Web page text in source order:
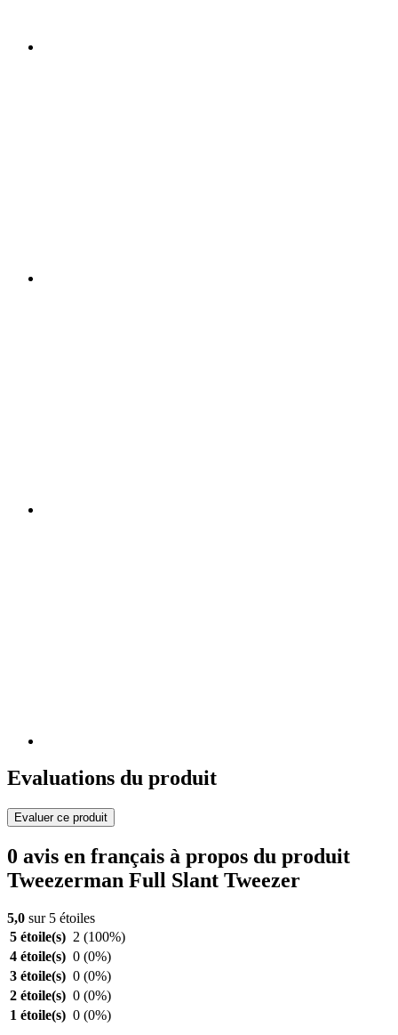
Evaluations du produit
Evaluer ce produit
0 avis en français à propos du produit
Tweezerman Full Slant Tweezer
5,0 sur 5 étoiles
5 étoile(s) 2 (100%)
4 étoile(s) 0 (0%)
3 étoile(s) 0 (0%)
2 étoile(s) 0 (0%)
1 étoile(s) 0 (0%)